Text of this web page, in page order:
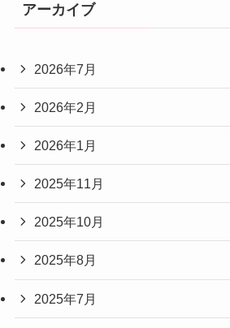
アーカイブ
2026年7月
2026年2月
2026年1月
2025年11月
2025年10月
2025年8月
2025年7月